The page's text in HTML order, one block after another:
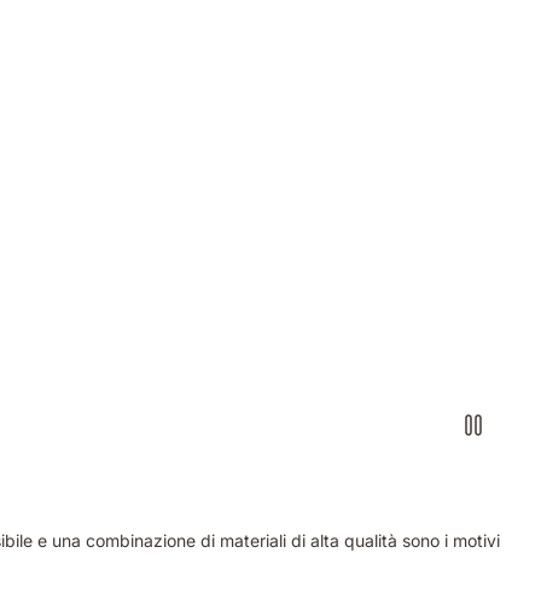
e una combinazione di materiali di alta qualità sono i motivi